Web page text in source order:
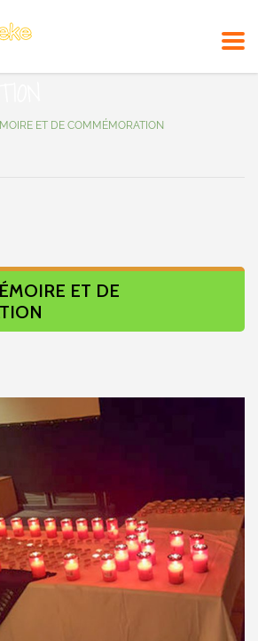
ET DE
ET DE COMMÉMORATION
ET DE